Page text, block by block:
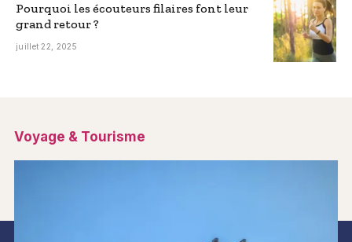
Pourquoi les écouteurs filaires font leur
grand retour ?
juillet 22, 2025
Voyage & Tourisme